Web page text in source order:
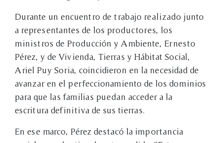
Durante un encuentro de trabajo realizado junto
a representantes de los productores, los
ministros de Producción y Ambiente, Ernesto
Pérez, y de Vivienda, Tierras y Hábitat Social,
Ariel Puy Soria, coincidieron en la necesidad de
avanzar en el perfeccionamiento de los dominios
para que las familias puedan acceder a la
escritura definitiva de sus tierras.
En ese marco, Pérez destacó la importancia